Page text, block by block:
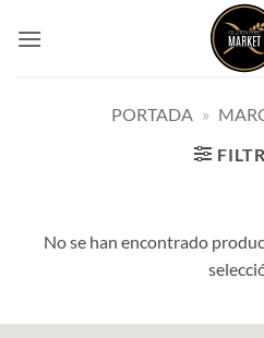
PORTADA »
No se han encontrado